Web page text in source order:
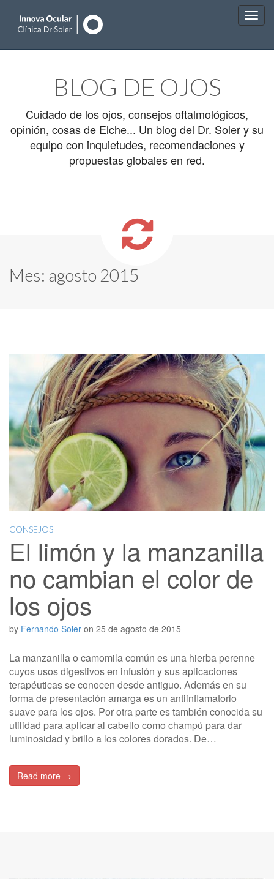
BLOG DE OJOS
Cuidado de los ojos, consejos oftalmológicos,
opinión, cosas de Elche... Un blog del Dr. Soler y su
equipo con inquietudes, recomendaciones y
propuestas globales en red.
Mes: agosto 2015
CONSEJOS
El limón y la manzanilla
no cambian el color de
los ojos
by Fernando Soler on 25 de agosto de 2015
La manzanilla o camomila común es una hierba perenne
cuyos usos digestivos en infusión y sus aplicaciones
terapéuticas se conocen desde antiguo. Además en su
forma de presentación amarga es un antiinflamatorio
suave para los ojos. Por otra parte es también conocida su
utilidad para aplicar al cabello como champú para dar
luminosidad y brillo a los colores dorados. De…
Read more →